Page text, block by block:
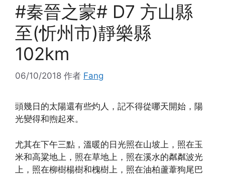
#秦晉之蒙# D7 方山縣
至(忻州市)靜樂縣
102km
06/10/2018 作者 Fang
頭幾日的太陽還有些灼人，記不得從哪天開始，陽
光變得和煦起來。
尤其在下午三點，溫暖的日光照在山坡上，照在玉
米和高粱地上，照在草地上，照在溪水的粼粼波光
上，照在柳樹楊樹和槐樹上，照在油柏蘆葦狗尾巴